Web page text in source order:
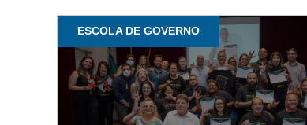
ESCOLA DE GOVERNO